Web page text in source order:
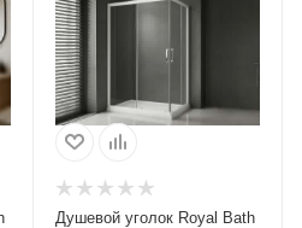
Душевой уголок Royal Bath